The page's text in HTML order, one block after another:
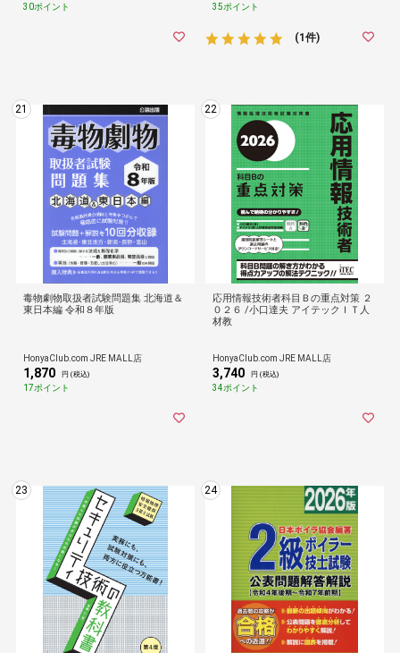
30ポイント 35ポイント
(1件)
21
毒物劇物取扱者試験問題集 北海道＆
東日本編 令和８年版
HonyaClub.com JRE MALL店
1,870 円 (税込)
17ポイント
22
応用情報技術者科目Ｂの重点対策 ２
０２６ /小口達夫 アイテックＩＴ人
材教
HonyaClub.com JRE MALL店
3,740 円 (税込)
34ポイント
23 24